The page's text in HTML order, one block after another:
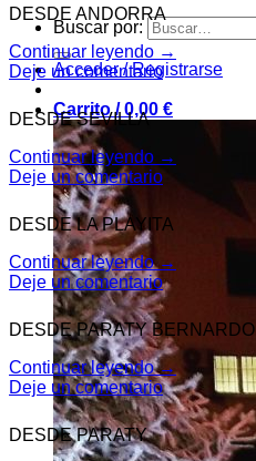
Buscar por:
Acceder / Registrarse
Carrito /0,00 €
DESDE ANDORRA
Continuar leyendo →
Deje un comentario
DESDE SEVILLA
Continuar leyendo →
Deje un comentario
DESDE LA PLAYITA
Continuar leyendo →
Deje un comentario
DESDE PARATY BERNARDO
Continuar leyendo→
Deje un comentario
DESDE PARATY